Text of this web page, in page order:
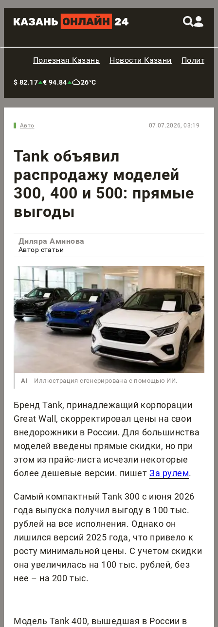
Полезная Казань Новости Казани
$ 82.17 € 94.84 26°C
Авто 07.07.2026, 03:19
Tank объявил
распродажу моделей
300, 400 и 500: прямые
выгоды
Диляра Аминова
Автор статьи
AI Иллюстрация сгенерирована с помощью ИИ.
Бренд Tank, принадлежащий корпорации
Great Wall, скорректировал цены на свои
внедорожники в России. Для большинства
моделей введены прямые скидки, но при
этом из прайс-листа исчезли некоторые
более дешевые версии. пишетЗа рулем.
Самый компактный Tank 300 с июня 2026
года выпуска получил выгоду в 100 тыс.
рублей на все исполнения. Однако он
лишился версий 2025 года, что привело к
росту минимальной цены. С учетом скидки
она увеличилась на 100 тыс. рублей, без
нее – на 200 тыс.
Модель Tank 400, вышедшая в России в